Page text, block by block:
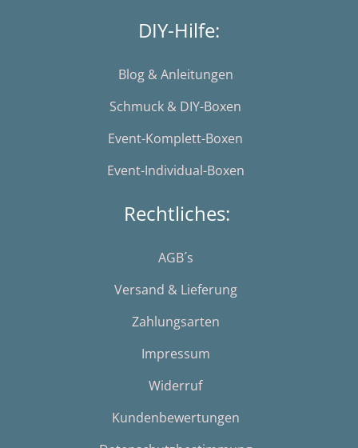
DIY-Hilfe:
Blog & Anleitungen
Schmuck & DIY-Boxen
Event-Komplett-Boxen
Event-Individual-Boxen
Rechtliches:
AGB´s
Versand & Lieferung
Zahlungsarten
Impressum
Widerruf
Kundenbewertungen